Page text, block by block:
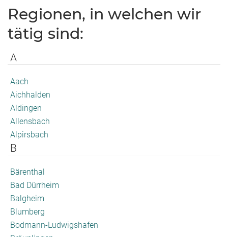
Regionen, in welchen wir
tätig sind:
A
Aach
Aichhalden
Aldingen
Allensbach
Alpirsbach
B
Bärenthal
Bad Dürrheim
Balgheim
Blumberg
Bodmann-Ludwigshafen